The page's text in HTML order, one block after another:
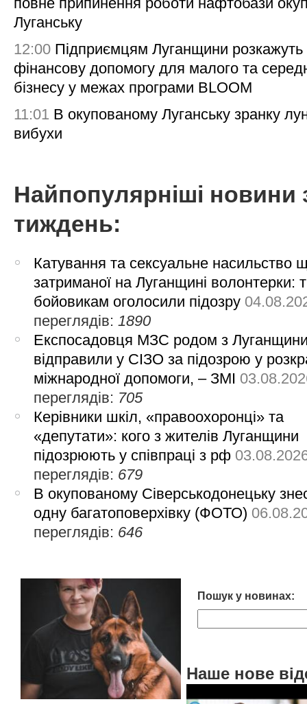
Луганську
12:00 Підприємцям Луганщини розкажуть
фінансову допомогу для малого та
бізнесу у межах програми BLOOM
11:01 В окупованому Луганську зранку
вибухи
Найпопулярніші новини
тиждень:
Катування та сексуальне насильство
затриманої на Луганщині волонтерки:
бойовикам оголосили підозру
переглядів:1890
Експосадовця МЗС родом з
відправили у СІЗО за підозрою у
міжнародної допомоги, – ЗМІ
переглядів: 705
Керівники шкіл, «правоохоронці» та
«депутати»: кого з жителів Луганщини
підозрюють у співпраці з рф
переглядів: 679
В окупованому Сіверськодонецьку
одну багатоповерхівку (ФОТО)
переглядів: 646
Пошук у новинах:
Наше нове